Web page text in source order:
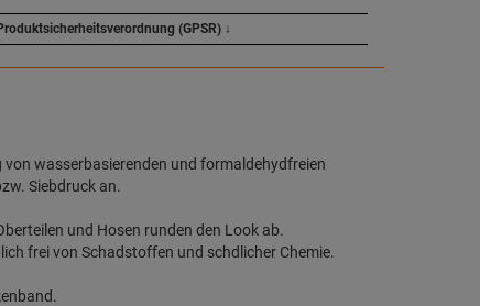
(GPSR) ↓
von wasserbasierenden und formaldehydfreien
Siebdruck an.
und Hosen runden den Look ab.
frei von Schadstoffen und schdlicher Chemie.